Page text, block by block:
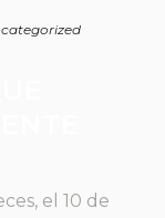
el 10 de